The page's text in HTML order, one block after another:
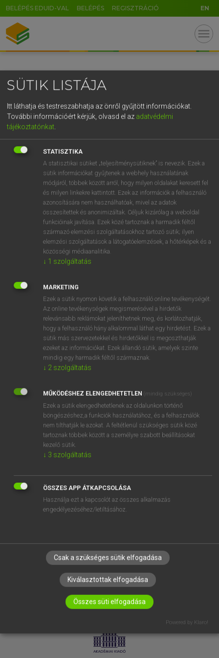
BELÉPÉS EDUID-VAL BELÉPÉS REGISZTRÁCIÓ EN
menu
OOOOPS!
SZOTAR.NET APPLIKÁCIÓ
MICROSOFT OFFICE BŐVÍTMÉNY
BEÉPÜLŐ SZÓTÁRMODUL
ONLINE NYELVVIZSGA
EGYÉNI FELHASZNÁLÓKNAK
TANULÓKNAK
OKTATÁSI INTÉZMÉNYEKNEK
VÁLLALATI MEGOLDÁSOK
RÓLUNK
ELÉRHETŐSÉG
SÜTI BEÁLLÍTÁSOK
LICENCSZERZŐDÉS ADATVÉDELEM
SÜTIK LISTÁJA
Itt láthatja és testreszabhatja az önről gyűjtött információkat.
További információért kérjük, olvasd el az adatvédelmi
tájékoztatónkat
STATISZTIKA
A statisztikai sütiket „teljesítménysütiknek” is nevezik. Ezek a
sütik információkat gyűjtenek a webhely használatának
módjáról, többek között arról, hogy milyen oldalakat keresett fel
és milyen linkekre kattintott. Ezek az információk a felhasználó
azonosítására nem használhatóak, mivel az adatok
összesítettek és anonimizáltak. Céljuk kizárólag a weboldal
funkcióinak javítása. Ezek közé tartoznak a harmadik féltől
származó elemzési szolgáltatásokhoz tartozó sütik; ilyen
elemzési szolgáltatások a látogatóelemzések, a hőtérképek és a
közösségi médiaanalitika.
↓ 1 szolgáltatás
MARKETING
Ezek a sütik nyomon követik a felhasználó online tevékenységét.
Az online tevékenységek megismerésével a hirdetők
relevánsabb reklámokat jeleníthetnek meg, és korlátozhatják,
hogy a felhasználó hány alkalommal láthat egy hirdetést. Ezek a
sütik más szervezetekkel és hirdetőkkel is megoszthatják
ezeket az információkat. Ezek állandó sütik, amelyek szinte
mindig egy harmadik féltől származnak.
↓ 2 szolgáltatás
MŰKÖDÉSHEZ ELENGEDHETETLEN (mindig szükséges)
Ezek a sütik elengedhetetlenek az oldalunkon történő
böngészéshez,a funkciók használatához, és a felhasználók
nem tilthatják le azokat. A feltétlenül szükséges sütik közé
tartoznak többek között a személyre szabott beállításokat
kezelő sütik.
↓ 3 szolgáltatás
ÖSSZES APP ÁTKAPCSOLÁSA
Használja ezt a kapcsolót az összes alkalmazás
engedélyezéséhez/letiltásához.
Csak a szükséges sütik elfogadása
Kiválasztottak elfogadása
Összes süti elfogadása
Powered by Klaro!
GR
5
g h k l
v b n m , . - AltGr